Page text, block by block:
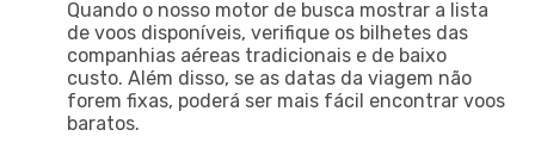
Quando o nosso motor de busca mostrar a lista
de voos disponíveis, verifique os bilhetes das
companhias aéreas tradicionais e de baixo
custo. Além disso, se as datas da viagem não
forem fixas, poderá ser mais fácil encontrar voos
baratos.